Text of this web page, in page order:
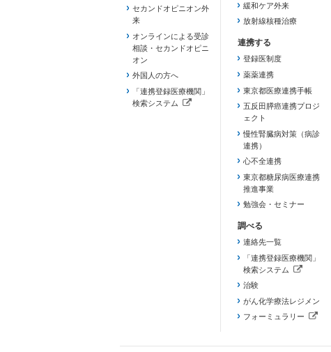
セカンドオピニオン外
来
オンラインによる受診
相談・セカンドオピニ
オン
外国人の方へ
「連携登録医療機関」
検索システム
緩和ケア外来
放射線核種治療
登録医制度
薬薬連携
東京都医療連携手帳
五反田膵癌連携プロジ
ェクト
慢性腎臓病対策（病診
連携）
心不全連携
東京都糖尿病医療連携
推進事業
勉強会・セミナー
連絡先一覧
「連携登録医療機関」
検索システム
（新しいタブで開きます）
治験
がん化学療法レジメン
フォーミュラリー